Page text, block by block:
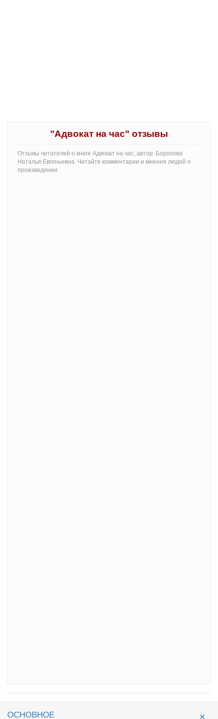
"Адвокат на час" отзывы
Отзывы читателей о книге Адвокат на час, автор: Борохова
Наталья Евгеньевна. Читайте комментарии и мнения людей о
произведении.
ОСНОВНОЕ